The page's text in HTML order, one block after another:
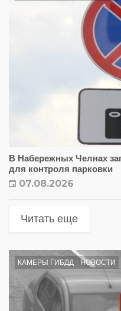
В Набережных Челнах
для контроля парковки
07.08.2026
Читать еще
КАМЕРЫ ГИБДД НОВОСТИ